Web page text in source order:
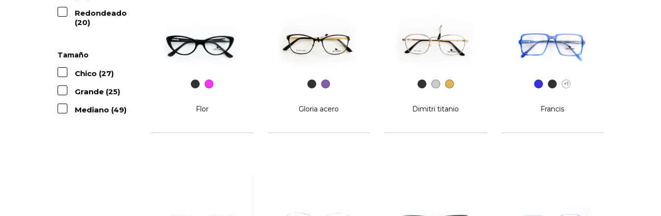
Redondeado
(20)
Tamaño
Chico (27)
Grande (25)
Mediano (49)
Flor Gloria acero Dimitri titanio
+1
Francis